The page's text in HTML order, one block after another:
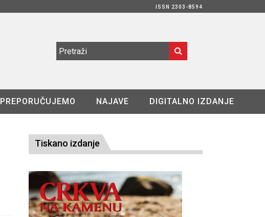
ISSN 2303-8594
PREPORUČUJEMO NAJAVE DIGITALNO IZDANJE
Tiskano izdanje